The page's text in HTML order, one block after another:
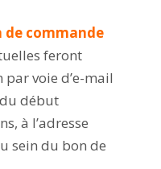
de commande
feront
par voie d’e-mail
début
à l’adresse
sein du bon de